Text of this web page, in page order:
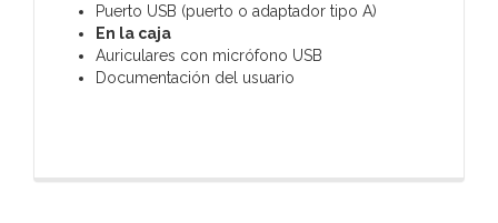
Puerto USB (puerto o adaptador tipo A)
En la caja
Auriculares con micrófono USB
Documentación del usuario